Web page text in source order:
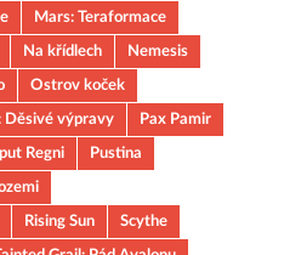
Mars: Teraformace
Na křídlech
Nemesis
Ostrov koček
Děsivé výpravy
Pax Pamir
Regni
Pustina
Rising Sun
Scythe